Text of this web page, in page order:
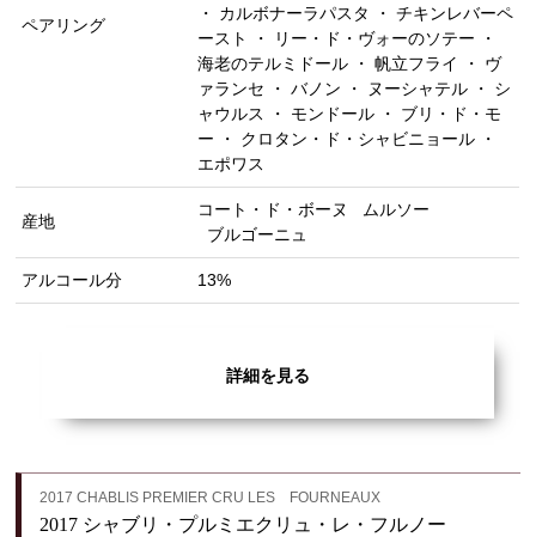
ペアリング
・ カルボナーラパスタ ・ チキンレバーペ
ースト ・ リー・ド・ヴォーのソテー ・
海老のテルミドール ・ 帆立フライ ・ ヴ
ァランセ ・ バノン ・ ヌーシャテル ・ シ
ャウルス ・ モンドール ・ ブリ・ド・モ
ー ・ クロタン・ド・シャビニョール ・
エポワス
産地
コート・ド・ボーヌ
ムルソー
ブルゴーニュ
アルコール分 13%
詳細を見る
2017 CHABLIS PREMIER CRU LES FOURNEAUX
2017 シャブリ・プルミエクリュ・レ・フルノー